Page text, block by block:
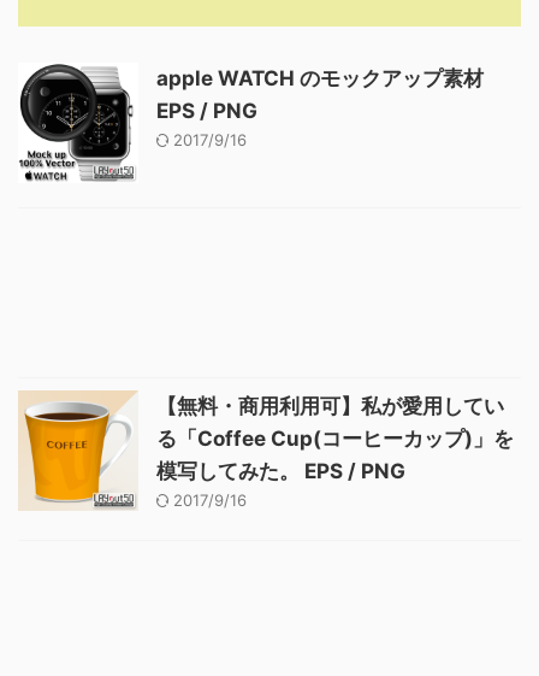
apple WATCH のモックアップ素材
EPS / PNG
2017/9/16
【無料・商用利用可】私が愛用してい
る「Coffee Cup(コーヒーカップ)」を
模写してみた。 EPS / PNG
2017/9/16